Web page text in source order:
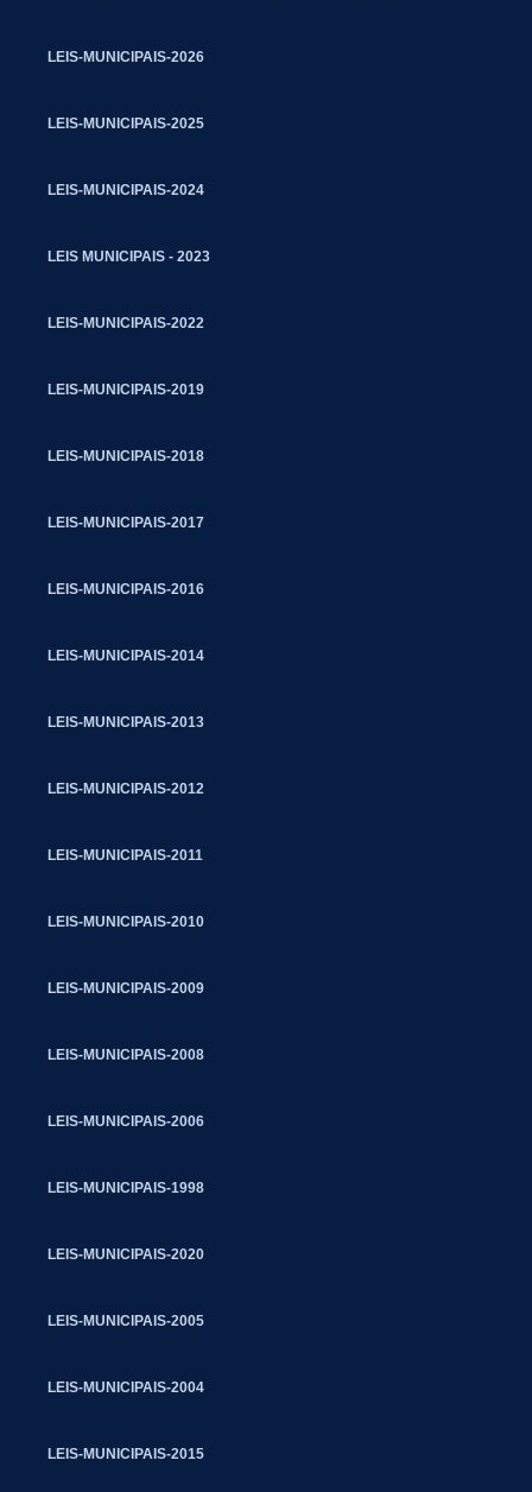
LEIS-MUNICIPAIS-2026
LEIS-MUNICIPAIS-2025
LEIS-MUNICIPAIS-2024
LEIS MUNICIPAIS - 2023
LEIS-MUNICIPAIS-2022
LEIS-MUNICIPAIS-2019
LEIS-MUNICIPAIS-2018
LEIS-MUNICIPAIS-2017
LEIS-MUNICIPAIS-2016
LEIS-MUNICIPAIS-2014
LEIS-MUNICIPAIS-2013
LEIS-MUNICIPAIS-2012
LEIS-MUNICIPAIS-2011
LEIS-MUNICIPAIS-2010
LEIS-MUNICIPAIS-2009
LEIS-MUNICIPAIS-2008
LEIS-MUNICIPAIS-2006
LEIS-MUNICIPAIS-1998
LEIS-MUNICIPAIS-2020
LEIS-MUNICIPAIS-2005
LEIS-MUNICIPAIS-2004
LEIS-MUNICIPAIS-2015